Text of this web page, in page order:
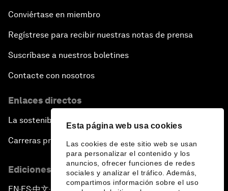
Esta página web usa cookies
Las cookies de este sitio web se usan
para personalizar el contenido y los
anuncios, ofrecer funciones de redes
sociales y analizar el tráfico. Además,
compartimos información sobre el uso
Conviértase en miembro
Regístrese para recibir nuestras notas de prensa
Suscríbase a nuestros boletines
Contacte con nosotros
Enlaces directos
La sostenibilidad en el Foro
Carreras profesionales
Ediciones en otros idiomas
▪ ▪ ▪